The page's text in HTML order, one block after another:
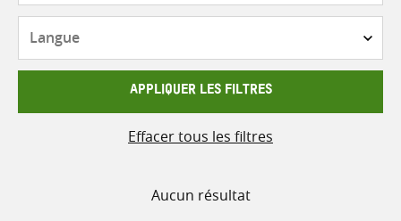
APPLIQUER LES FILTRES
Effacer tous les filtres
Aucun résultat